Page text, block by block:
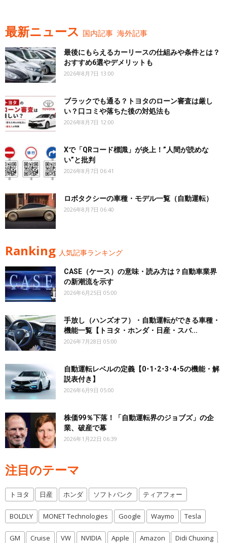
最新ニュース 国内記事 海外記事
最後にもらえるカーリースの仕組みや条件とは？
おすすめ6選やデメリットも
2026年8月7日 13:00
ブラックでも通る？トヨタのローン審査は厳し
い？口コミや落ちた後の対処法も
2026年8月7日 12:00
Xで「QRコード標識」が炎上！”人間が読めな
い”と批判
2026年8月7日 06:41
ロボタクシーの車種・モデル一覧（自動運転）
2026年8月7日 06:40
Ranking 人気記事ランキング
CASE（ケース）の意味・読み方は？自動車業界
の新潮流を示す
2026年6月25日 05:00
手放し（ハンズオフ）・自動運転ができる車種・
機能一覧【トヨタ・ホンダ・日産・スバ...
2026年7月28日 05:00
自動運転レベルの定義【0･1･2･3･4･5の機能・解
説表付き】
2026年6月9日 05:00
株価99％下落！「自動運転界のジョブズ」の企
業、破産で幕
2026年1月22日 06:39
注目のテーマ
トヨタ 日産 ホンダ ソフトバンク ティアフォー
BOLDLY MONET Technologies Google Waymo Tesla
GM Cruise VW NVIDIA Apple Amazon Didi Chuxing